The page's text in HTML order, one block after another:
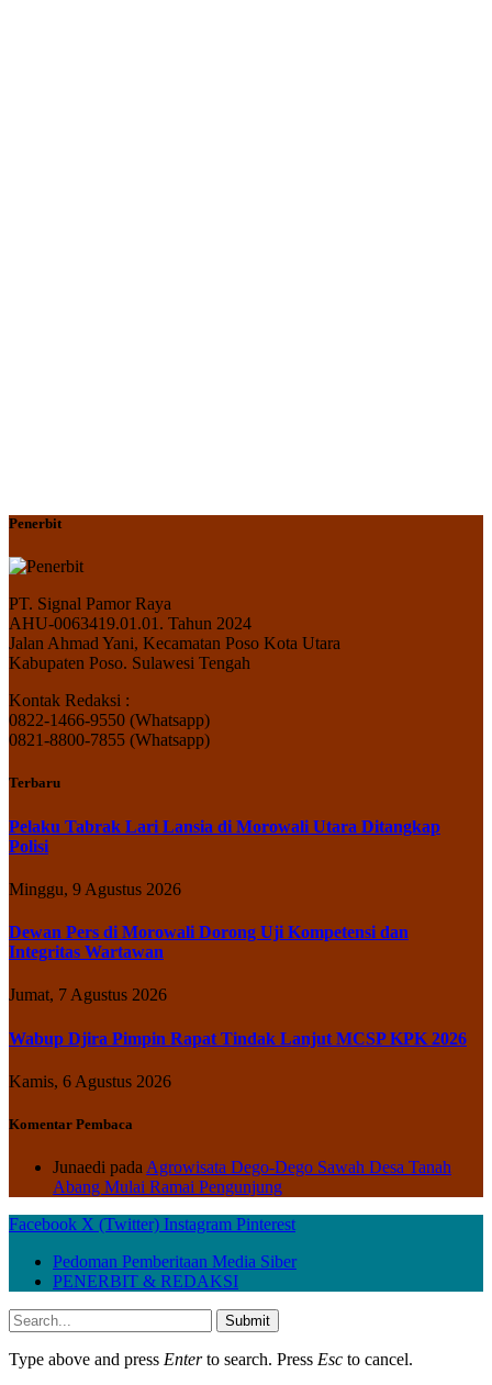
Penerbit
PT. Signal Pamor Raya
AHU-0063419.01.01. Tahun 2024
Jalan Ahmad Yani, Kecamatan Poso Kota Utara
Kabupaten Poso. Sulawesi Tengah
Kontak Redaksi :
0822-1466-9550 (Whatsapp)
0821-8800-7855 (Whatsapp)
Terbaru
Pelaku Tabrak Lari Lansia di Morowali Utara Ditangkap
Polisi
Minggu, 9 Agustus 2026
Dewan Pers di Morowali Dorong Uji Kompetensi dan
Integritas Wartawan
Jumat, 7 Agustus 2026
Wabup Djira Pimpin Rapat Tindak Lanjut MCSP KPK 2026
Kamis, 6 Agustus 2026
Komentar Pembaca
Junaedi pada Agrowisata Dego-Dego Sawah Desa Tanah
Abang Mulai Ramai Pengunjung
Facebook X (Twitter) Instagram Pinterest
Pedoman Pemberitaan Media Siber
PENERBIT & REDAKSI
Submit
Type above and press Enterto search. Press Esc to cancel.